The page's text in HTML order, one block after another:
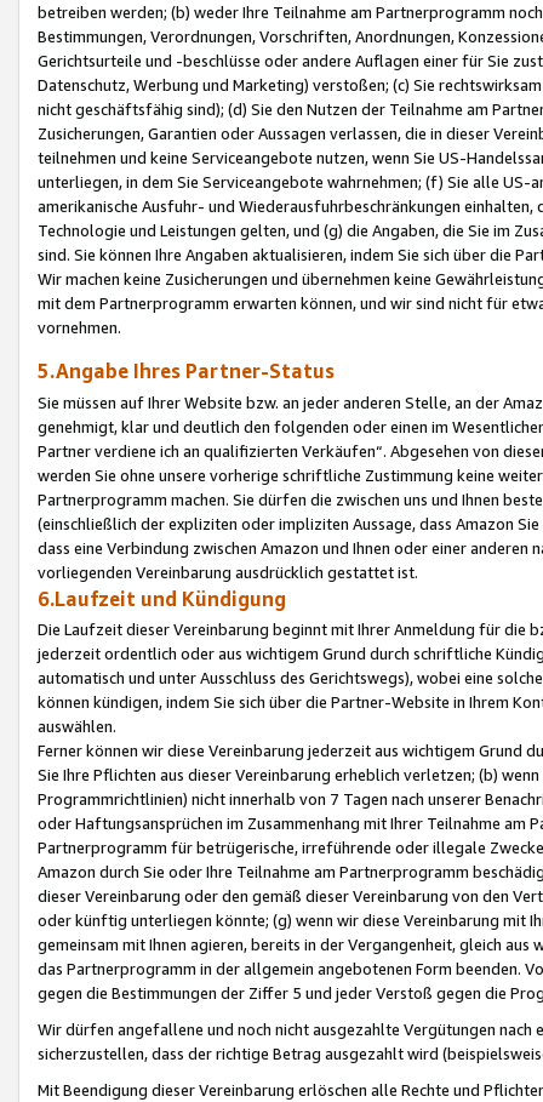
betreiben werden; (b) weder Ihre Teilnahme am Partnerprogramm
Bestimmungen, Verordnungen, Vorschriften, Anordnungen,
Gerichtsurteile und -beschlüsse oder andere Auflagen einer für Sie
Datenschutz, Werbung und Marketing) verstoßen; (c) Sie
nicht geschäftsfähig sind); (d) Sie den Nutzen der Teilnahme am
Zusicherungen, Garantien oder Aussagen verlassen, die in dieser
teilnehmen und keine Serviceangebote nutzen, wenn Sie US-
unterliegen, in dem Sie Serviceangebote wahrnehmen; (f) Sie alle
amerikanische Ausfuhr- und Wiederausfuhrbeschränkungen
Technologie und Leistungen gelten, und (g) die Angaben, die Sie im
sind. Sie können Ihre Angaben aktualisieren, indem Sie sich über die
Wir machen keine Zusicherungen und übernehmen keine
mit dem Partnerprogramm erwarten können, und wir sind nicht für
vornehmen.
5.Angabe Ihres Partner-Status
Sie müssen auf Ihrer Website bzw. an jeder anderen Stelle, an der
genehmigt, klar und deutlich den folgenden oder einen im
Partner verdiene ich an qualifizierten Verkäufen“. Abgesehen von
werden Sie ohne unsere vorherige schriftliche Zustimmung keine
Partnerprogramm machen. Sie dürfen die zwischen uns und Ihnen
(einschließlich der expliziten oder impliziten Aussage, dass Amazon
dass eine Verbindung zwischen Amazon und Ihnen oder einer
vorliegenden Vereinbarung ausdrücklich gestattet ist.
6.Laufzeit und Kündigung
Die Laufzeit dieser Vereinbarung beginnt mit Ihrer Anmeldung für die
jederzeit ordentlich oder aus wichtigem Grund durch schriftliche
automatisch und unter Ausschluss des Gerichtswegs), wobei eine
können kündigen, indem Sie sich über die Partner-Website in Ihrem
auswählen.
Ferner können wir diese Vereinbarung jederzeit aus wichtigem Grund
Sie Ihre Pflichten aus dieser Vereinbarung erheblich verletzen; (b)
Programmrichtlinien) nicht innerhalb von 7 Tagen nach unserer
oder Haftungsansprüchen im Zusammenhang mit Ihrer Teilnahme am
Partnerprogramm für betrügerische, irreführende oder illegale
Amazon durch Sie oder Ihre Teilnahme am Partnerprogramm
dieser Vereinbarung oder den gemäß dieser Vereinbarung von den
oder künftig unterliegen könnte; (g) wenn wir diese Vereinbarung mit
gemeinsam mit Ihnen agieren, bereits in der Vergangenheit, gleich
das Partnerprogramm in der allgemein angebotenen Form beenden.
gegen die Bestimmungen der Ziffer 5 und jeder Verstoß gegen die
Wir dürfen angefallene und noch nicht ausgezahlte Vergütungen
sicherzustellen, dass der richtige Betrag ausgezahlt wird
Mit Beendigung dieser Vereinbarung erlöschen alle Rechte und